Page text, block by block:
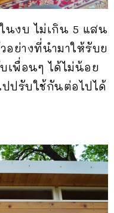
นงบ ไม่เกิน 5 แสน
อย่างที่นำมาให้รับย
เพื่อนๆ ได้ไม่น้อย
ปรับใช้กันต่อไปได้